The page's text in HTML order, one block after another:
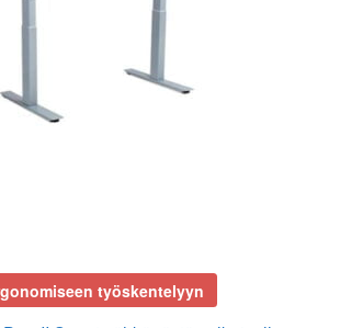
työskentelyyn